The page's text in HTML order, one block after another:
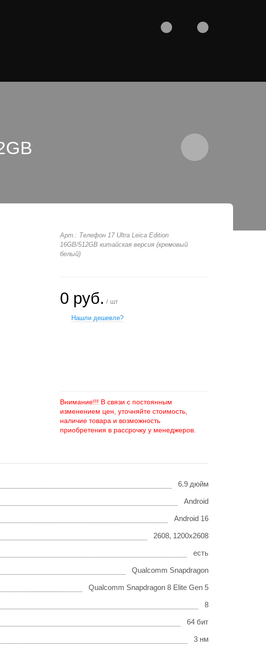
Арт.: Телефон 17 Ultra Leica Edition
16GB/512GB китайская версия (кремовый
белый)
0 руб. / шт
Нашли дешевле?
Внимание!!! В связи с постоянным
изменением цен, уточняйте стоимость,
наличие товара и возможность
приобретения в рассрочку у менеджеров.
6.9 дюйм
Android
Android 16
2608, 1200x2608
есть
Qualcomm Snapdragon
Qualcomm Snapdragon 8 Elite Gen 5
8
64 бит
3 нм